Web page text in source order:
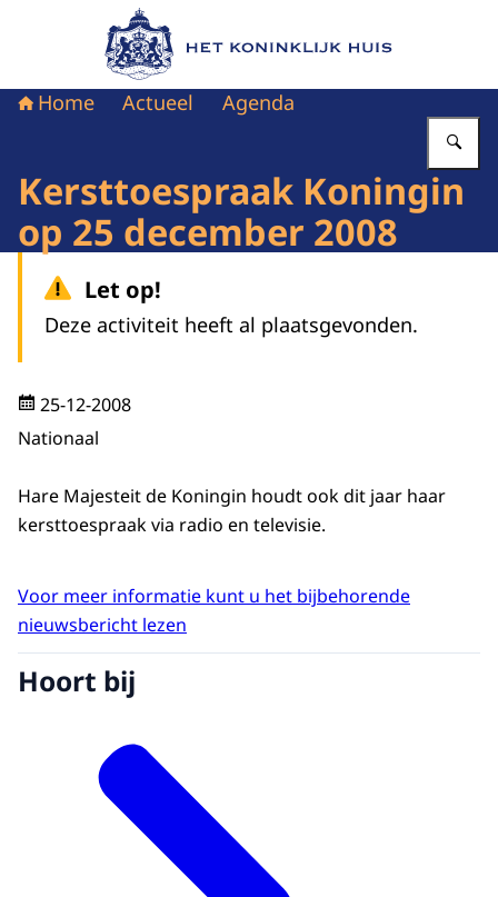
Naar de homepage van Het Koninklijk Huis
Home Actueel Agenda
Kersttoespraak Koningin
op 25 december 2008
Let op!
Deze activiteit heeft al plaatsgevonden.
25-12-2008
Nationaal
Hare Majesteit de Koningin houdt ook dit jaar haar
kersttoespraak via radio en televisie.
Voor meer informatie kunt u het bijbehorende
nieuwsbericht lezen
Hoort bij